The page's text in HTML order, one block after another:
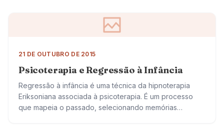
21 DE OUTUBRO DE 2015
Psicoterapia e Regressão à Infância
Regressão à infância é uma técnica da hipnoterapia
Eriksoniana associada à psicoterapia. É um processo
que mapeia o passado, selecionando memórias